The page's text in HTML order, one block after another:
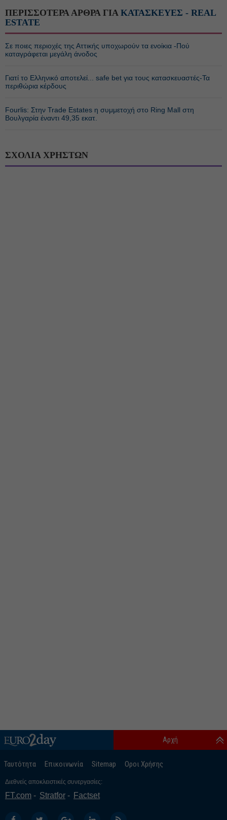
ΠΕΡΙΣΣΟΤΕΡΑ ΑΡΘΡΑ ΓΙΑ ΚΑΤΑΣΚΕΥΕΣ - REAL
ESTATE
Σε ποιες περιοχές της Αττικής υποχωρούν τα ενοίκια -Πού
καταγράφεται μεγάλη άνοδος
Γιατί το Ελληνικό αποτελεί... safe bet για τους κατασκευαστές-Τα
περιθώρια κέρδους
Fourlis: Στην Trade Estates η συμμετοχή στο Ring Mall στη
Βουλγαρία έναντι 49,35 εκατ.
ΣΧΟΛΙΑ ΧΡΗΣΤΩΝ
Ταυτότητα Επικοινωνία Sitemap Οροι Χρήσης
Αρχή
Διεθνείς αποκλειστικές συνεργασίες:
FT.com Stratfor Factset